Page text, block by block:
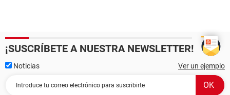
¡SUSCRÍBETE A NUESTRA NEWSLETTER!
Noticias Ver un ejemplo